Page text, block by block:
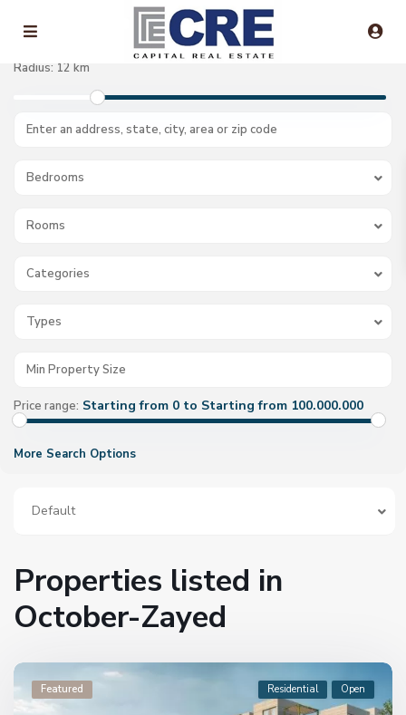
Radius: 12 km
Bedrooms
Rooms
Categories
Types
Price range: Starting from 0 to Starting from 100.000.000
More Search Options
Default
Properties listed in
October-Zayed
Featured Residential Open